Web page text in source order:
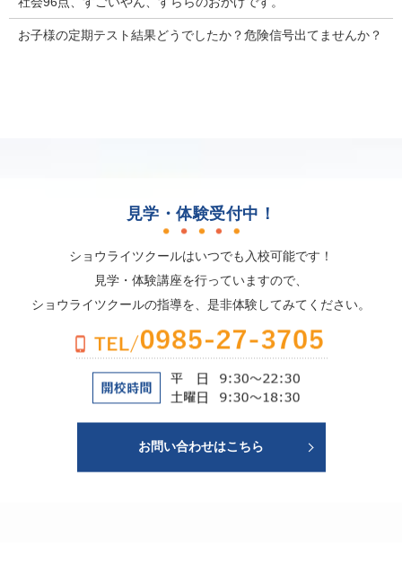
お子様の定期テスト結果どうでしたか？危険信号出てませんか？
見学・体験受付中！
ショウライツクールはいつでも入校可能です！
見学・体験講座を行っていますので、
ショウライツクールの指導を、是非体験してみてください。
お問い合わせはこちら